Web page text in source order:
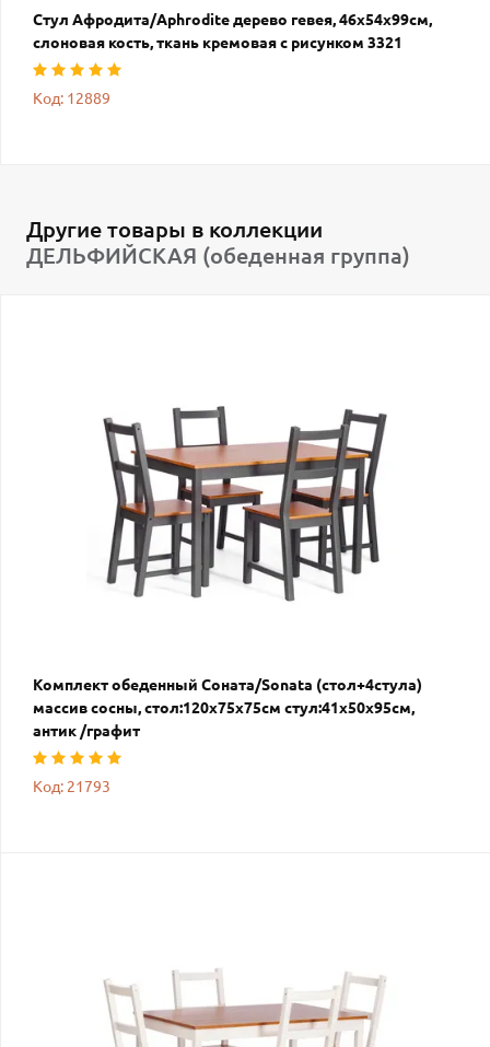
Стул Афродита/Aphrodite дерево гевея, 46х54х99см,
слоновая кость, ткань кремовая с рисунком 3321
Код: 12889
Другие товары в коллекции
ДЕЛЬФИЙСКАЯ (обеденная группа)
Комплект обеденный Соната/Sonata (стол+4стула)
массив сосны, стол:120х75х75см стул:41х50х95см,
антик /графит
Код: 21793